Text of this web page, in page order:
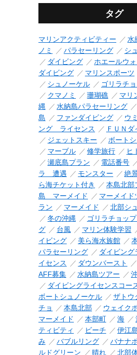
タグ
マリンアクティビティー 水
ノミ
パラセーリング
シ
ダイビング
ホエールウ
ダイビング
マリンスポーツ
シュノーケル
ゴリラチ
クマノミ
珊瑚礁 マリ
縄
水納島パラセーリング
島
ファンダイビング ウ
ング ライセンス
ＦＵＮ
ジェットスキー
ボート
マーブル
修学旅行 ヒ
瀬底島プラン
電話番号
ラ 遭遇
モンスター 絶
ら海チケット付き
本島北部
島 マーメイド
マーメイド
ラン
マーメイド
北部シ
冬の沖縄
ゴリラチョッ
グ
台風 マリン体験学習
イビング
美ら海水族館
パラセーリング
ダイビング
イセンス
ダウンバースト
AFF募集
水納島ツアー
ダイビングライセンスコー
ボートシュノーケル
ザトウ
チョ
本島北部 ウェイク
マーメイド
本部町 海
ティビティ
ビーチ 伊江
み
バブルリング バナナ
ルドグリーン
晴れ
北部